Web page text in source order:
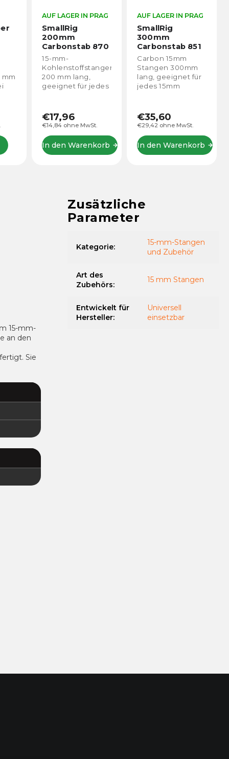
870
PRAG
jedes
SmallRig
300mm
Carbonstab 851
(2 Stück)
AUF LAGER IN PRAG
€29,42 ohne MwSt.
€35,60
In den Warenkorb
Carbon 15mm
Stangen 300mm
lang, geeignet für
jedes 15mm
SmallRig
450mm
Carbonstab 871
(2 Stück)
Derzeit nicht
verfügbar
€18,38 ohne MwSt.
€22,24
In den Warenkorb
Carbon 15mm
Stangen 450mm
lang, geeignet für
jedes 15mm
15-mm-
an den
Sie
Zusätzliche
Parameter
Kategorie:
15-mm-Stangen
und Zubehör
Art des
Zubehörs:
15 mm Stangen
Entwickelt für
Hersteller:
Universell
einsetzbar